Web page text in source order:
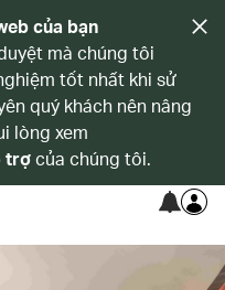
của bạn
mà chúng tôi
tốt nhất khi sử
quý khách nên nâng
lòng xem
trợcủa chúng tôi.